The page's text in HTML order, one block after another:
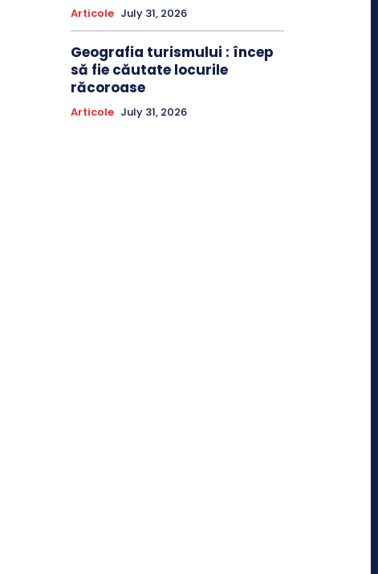
Articole July 31, 2026
Geografia turismului : încep
să fie căutate locurile
răcoroase
Articole July 31, 2026